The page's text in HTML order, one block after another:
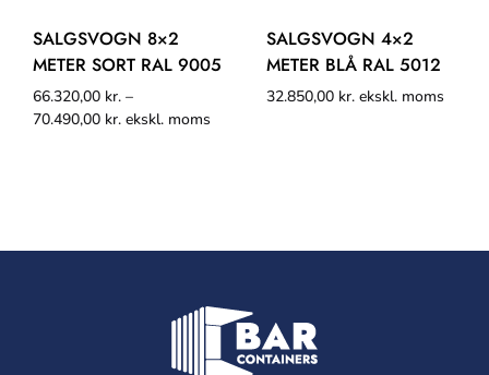
SALGSVOGN 8×2
METER SORT RAL 9005
66.320,00 kr. –
70.490,00 kr. ekskl. moms
SALGSVOGN 4×2
METER BLÅ RAL 5012
32.850,00 kr. ekskl. moms